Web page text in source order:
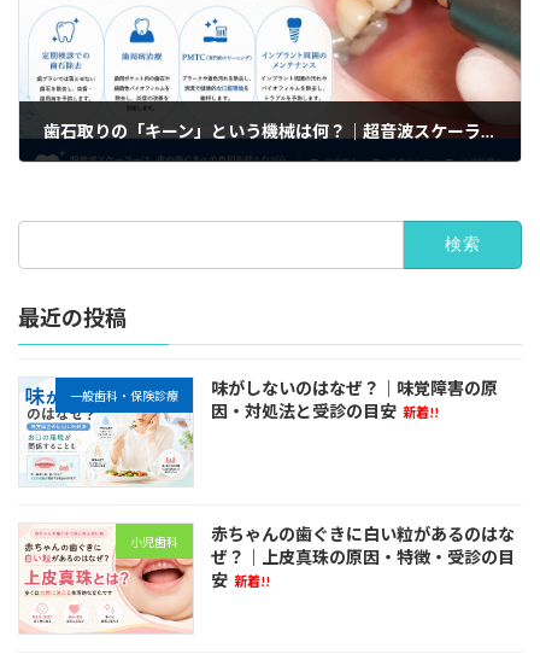
歯石取りの「キーン」という機械は何？｜超音波スケーラーの仕組み・効果
最近の投稿
一般歯科・保険診療
味がしないのはなぜ？｜味覚障害の原
因・対処法と受診の目安 新着!!
小児歯科
赤ちゃんの歯ぐきに白い粒があるのはな
ぜ？｜上皮真珠の原因・特徴・受診の目
安 新着!!